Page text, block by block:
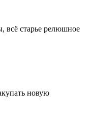
всё старье релюшное
новую